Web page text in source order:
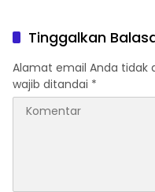
Tinggalkan
Alamat email Anda tidak
wajib ditandai *